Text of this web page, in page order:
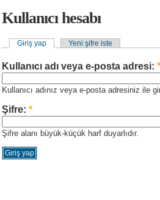
Kullanıcı hesabı
Giriş yap Yeni şifre iste
Kullanıcı adı veya e-posta adresi: *
Kullanıcı adınız veya e-posta adresiniz ile
Şifre: *
Şifre alanı büyük-küçük harf duyarlıdır.